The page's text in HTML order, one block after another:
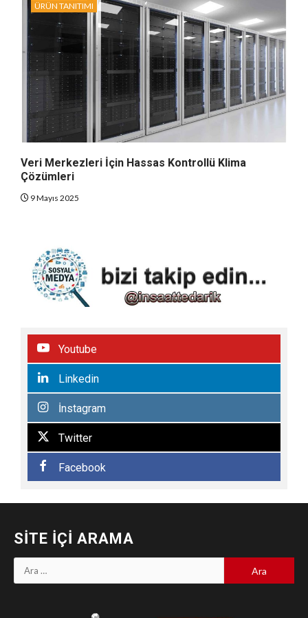
ÜRÜN TANITIMI
Veri Merkezleri İçin Hassas Kontrollü Klima
Çözümleri
9 Mayıs 2025
Youtube
Linkedin
İnstagram
Twitter
Facebook
SITE İÇI ARAMA
Arama: